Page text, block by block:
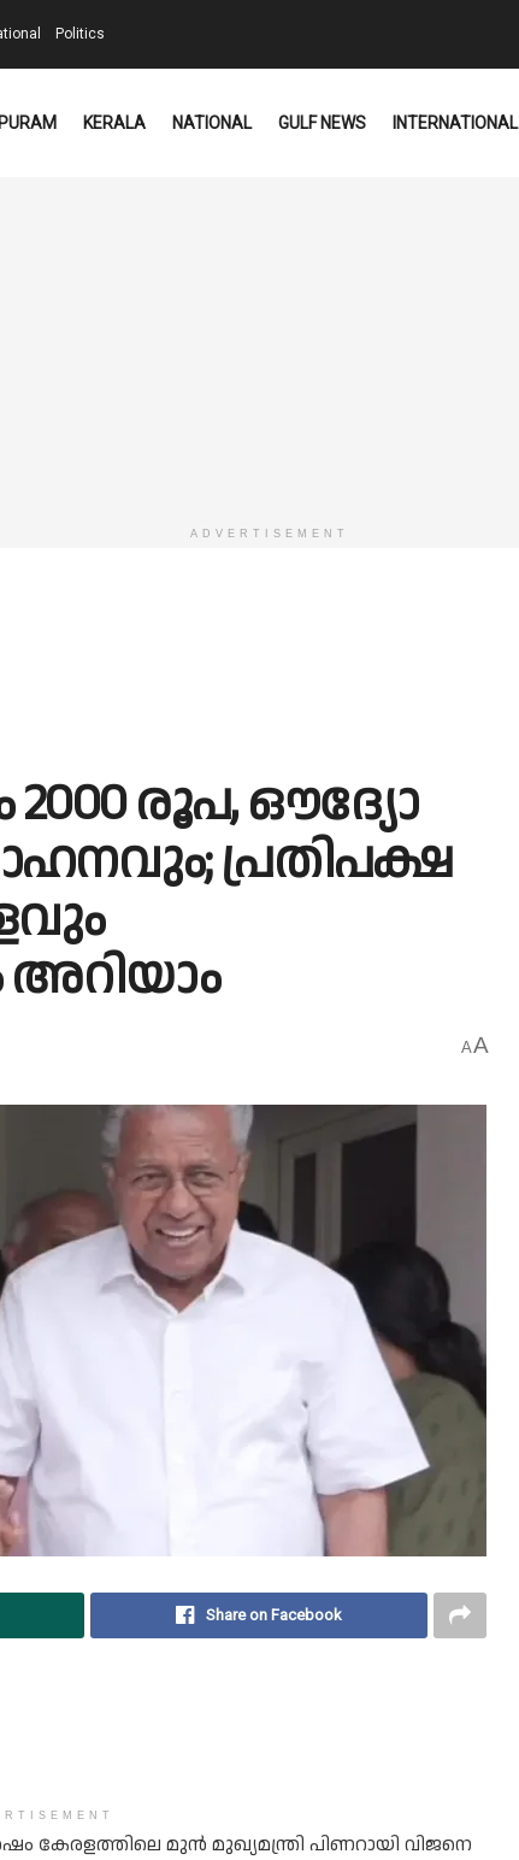
Politics
KERALA NATIONAL GULF NEWS INTERNATIONAL
ADVERTISEMENT
2000 രൂപ, ഔദ്യോ​
പ്രതിപക്ഷ
AA
Share on Facebook
കേരളത്തിലെ മുൻ മുഖ്യമന്ത്രി പിണറായി വിജനെ